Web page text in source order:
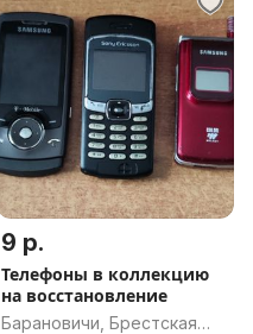
9 р.
Телефоны в коллекцию
на восстановление
Барановичи, Брестская